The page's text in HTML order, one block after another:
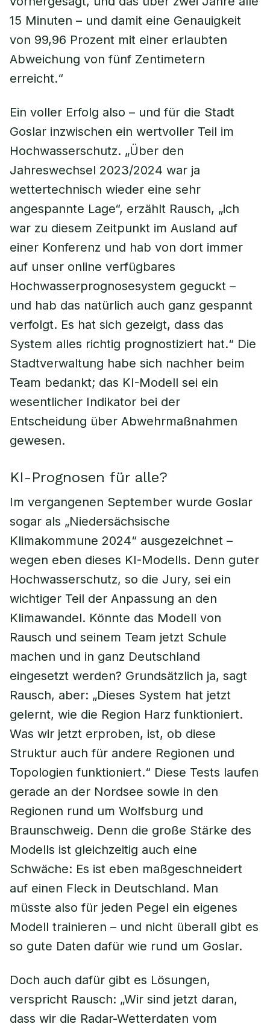
15 Minuten – und damit eine Genauigkeit
von 99,96 Prozent mit einer erlaubten
Abweichung von fünf Zentimetern
erreicht.“
Ein voller Erfolg also – und für die Stadt
Goslar inzwischen ein wertvoller Teil im
Hochwasserschutz. „Über den
Jahreswechsel 2023/2024 war ja
wettertechnisch wieder eine sehr
angespannte Lage“, erzählt Rausch, „ich
war zu diesem Zeitpunkt im Ausland auf
einer Konferenz und hab von dort immer
auf unser online verfügbares
Hochwasserprognosesystem geguckt –
und hab das natürlich auch ganz gespannt
verfolgt. Es hat sich gezeigt, dass das
System alles richtig prognostiziert hat.“ Die
Stadtverwaltung habe sich nachher beim
Team bedankt; das KI-Modell sei ein
wesentlicher Indikator bei der
Entscheidung über Abwehrmaßnahmen
gewesen.
KI-Prognosen für alle?
Im vergangenen September wurde Goslar
sogar als „Niedersächsische
Klimakommune 2024“ ausgezeichnet –
wegen eben dieses KI-Modells. Denn guter
Hochwasserschutz, so die Jury, sei ein
wichtiger Teil der Anpassung an den
Klimawandel. Könnte das Modell von
Rausch und seinem Team jetzt Schule
machen und in ganz Deutschland
eingesetzt werden? Grundsätzlich ja, sagt
Rausch, aber: „Dieses System hat jetzt
gelernt, wie die Region Harz funktioniert.
Was wir jetzt erproben, ist, ob diese
Struktur auch für andere Regionen und
Topologien funktioniert.“ Diese Tests laufen
gerade an der Nordsee sowie in den
Regionen rund um Wolfsburg und
Braunschweig. Denn die große Stärke des
Modells ist gleichzeitig auch eine
Schwäche: Es ist eben maßgeschneidert
auf einen Fleck in Deutschland. Man
müsste also für jeden Pegel ein eigenes
Modell trainieren – und nicht überall gibt es
so gute Daten dafür wie rund um Goslar.
Doch auch dafür gibt es Lösungen,
verspricht Rausch: „Wir sind jetzt daran,
dass wir die Radar-Wetterdaten vom